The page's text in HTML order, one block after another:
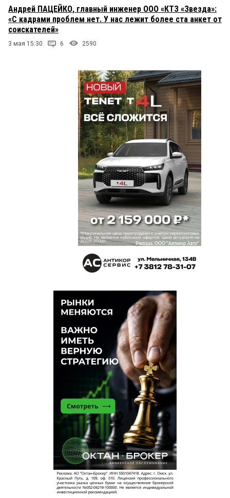
Андрей ПАЦЕЙКО, главный инженер ООО «КТЗ «Звезда»:
«С кадрами проблем нет. У нас лежит более ста анкет от
соискателей»
3 мая 15:30 6 2590